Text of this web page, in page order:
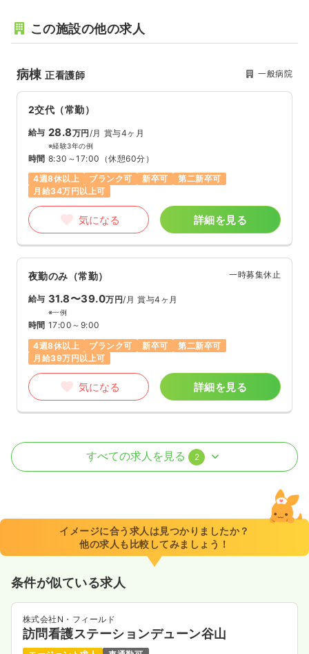
この施設の他の求人
病棟正看護師 一般病院
2交代（常勤）
給与 28.8万円 /月 賞与4ヶ月
※経験3年の例
時間 8:30～17:00 （休憩60分）
4週8休以上
ブランク可 新卒可
第二新卒可
月給34万円以上可
気になる 詳細を見る
夜勤のみ（常勤） 一時募集休止
給与 31.8〜39.0万円/月 賞与4ヶ月
※一例
時間 17:00～9:00
4週8休以上
ブランク可 新卒可
第二新卒可
月給39万円以上可
気になる 詳細を見る
ICU系 正看護師 一般病院
※経験3年の例
8:30～17:30（休憩60分）
4週8休以上
ブランク可 月給28万円以上可
気になる
透析正看護師
すべての求人を見る 2
イメージに合う求人は見つかりましたか？
他の求人も比較してみましょう！
条件が似ている求人
株式会社N・フィールド
訪問看護ステーションデューン谷山